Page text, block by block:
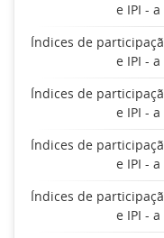
e IPI -
Índices de
e IPI -
Índices de
e IPI -
Índices de
e IPI -
Índices de
e IPI -